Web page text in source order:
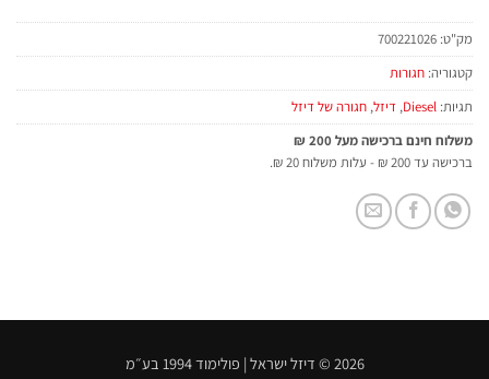
מק"ט: 700221026
קטגוריה: חגורות
תגיות: Diesel
, דיזל, חגורה של דיזל
משלוח חינם ברכישה מעל 200 ₪
ברכישה עד 200 ₪ - עלות משלוח 20 ₪.
2026 © דיזל ישראל | פולימוד 1994 בע״מ